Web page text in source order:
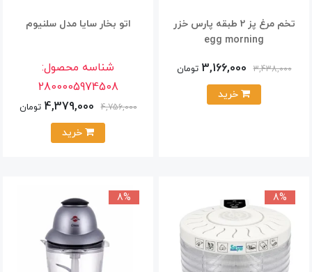
تخم مرغ پز 2 طبقه پارس خزر
egg morning
3,438,000
3,166,000 تومان
اتو بخار سایا مدل سلنیوم
شناسه محصول:
2800005974508
4,756,000
4,379,000 تومان
8%
8%